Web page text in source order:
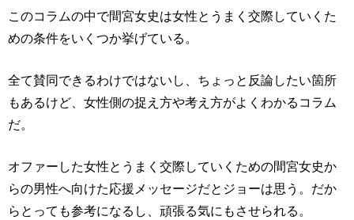
このコラムの中で間宮女史は女性とうまく交際していくた
めの条件をいくつか挙げている。
全て賛同できるわけではないし、ちょっと反論したい箇所
もあるけど、女性側の捉え方や考え方がよくわかるコラム
だ。
オファーした女性とうまく交際していくための間宮女史か
らの男性へ向けた応援メッセージだとジョーは思う。だか
らとっても参考になるし、頑張る気にもさせられる。